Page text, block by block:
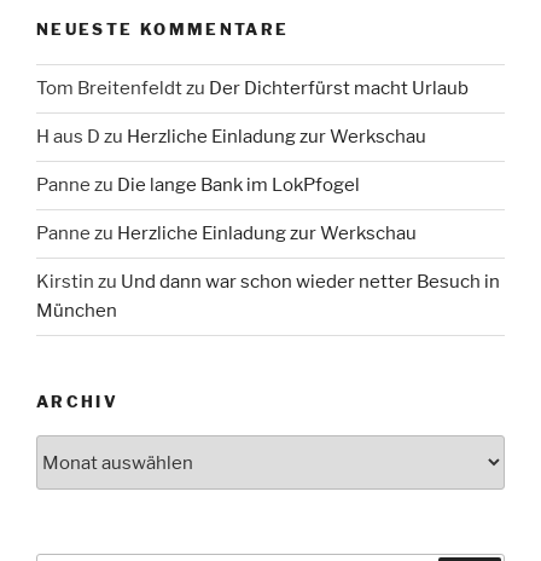
NEUESTE KOMMENTARE
Tom Breitenfeldtzu Der Dichterfürst macht Urlaub
H aus D zu Herzliche Einladung zur Werkschau
Panne zu Die lange Bank im LokPfogel
Panne zu Herzliche Einladung zur Werkschau
Kirstin zu Und dann war schon wieder netter Besuch in
München
ARCHIV